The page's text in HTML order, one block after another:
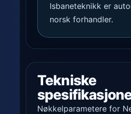
Isbaneteknikk er
norsk forhandler.
Tekniske
Nøkkelparametere for